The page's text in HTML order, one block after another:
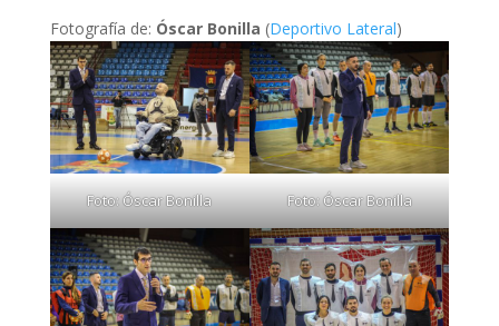
Fotografía de: Óscar Bonilla (Deportivo Lateral)
Foto: Óscar Bonilla Foto: Óscar Bonilla